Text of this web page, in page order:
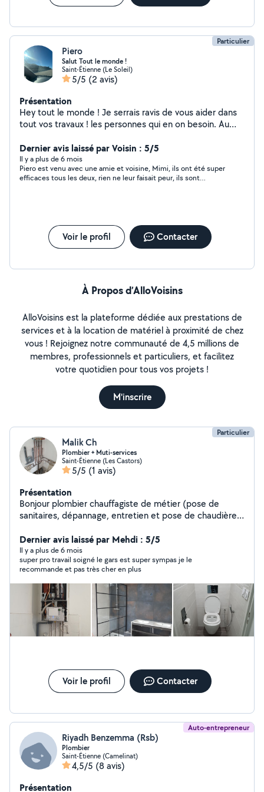
Particulier
Piero
Salut Tout le monde !
Saint-Étienne (Le Soleil)
5/5 (2 avis)
Présentation
Hey tout le monde ! Je serrais ravis de vous aider dans
tout vos travaux ! les personnes qui en on besoin. Au
Dernier avis laissé par Voisin : 5/5
Il y a plus de 6 mois
Piero est venu avec une amie et voisine, Mimi, ils ont été super
efficaces tous les deux, rien ne leur faisait peur, ils sont
Voir le profil Contacter
À Propos d’AlloVoisins
AlloVoisins est la plateforme dédiée aux prestations de
services et à la location de matériel à proximité de chez
vous ! Rejoignez notre communauté de 4,5 millions de
membres, professionnels et particuliers, et facilitez
votre quotidien pour tous vos projets !
M'inscrire
Particulier
Malik Ch
Plombier + Muti-services
Saint-Étienne (Les Castors)
5/5 (1 avis)
Présentation
Bonjour plombier chauffagiste de métier (pose de
sanitaires, dépannage, entretien et pose de chaudière)
réalise également d'autres travaux si besoin. Bonne
journée
Dernier avis laissé par Mehdi : 5/5
Il y a plus de 6 mois
super pro travail soigné le gars est super sympas je le
recommande et pas très cher en plus
Voir le profil Contacter
Auto-entrepreneur
Riyadh Benzemma (Rsb)
Plombier
Saint-Étienne (Camelinat)
4,5/5 (8 avis)
Présentation